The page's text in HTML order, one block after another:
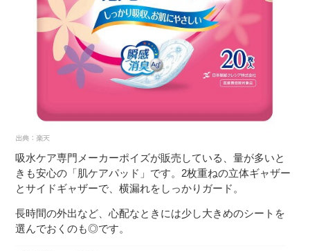
吸水ケア専門メーカーポイズが販売している、量が多いと
きも安心の「肌ケアパッド」です。2枚重ねの立体ギャザー
とサイドギャザーで、横漏れをしっかりガード。
長時間の外出など、心配なときには少し大きめのシートを
選んでおくのも◎です。